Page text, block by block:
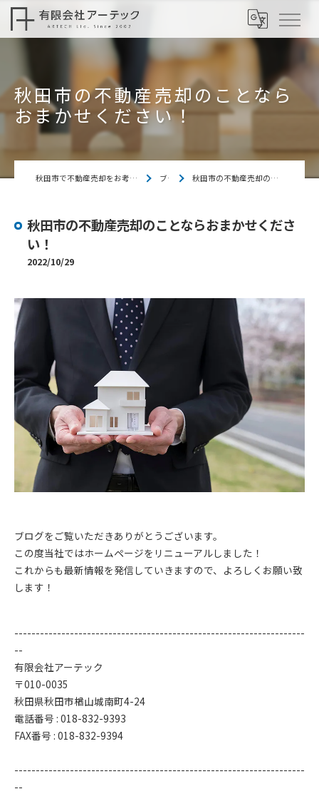
秋田市の不動産売却のことなら
おまかせください！
秋田市で不動産売却をお考えなら「有限会社アーテック」 ブログ 秋田市の不動産売却のことならおまかせください！
秋田市の不動産売却のことならおまかせくださ
い！
2022/10/29
ブログをご覧いただきありがとうございます。
この度当社ではホームページをリニューアルしました！
これからも最新情報を発信していきますので、よろしくお願い致
します！
--------------------------------------------------------------------
--
有限会社アーテック
〒010-0035
秋田県秋田市楢山城南町4-24
電話番号 : 018-832-9393
FAX番号 : 018-832-9394
--------------------------------------------------------------------
--